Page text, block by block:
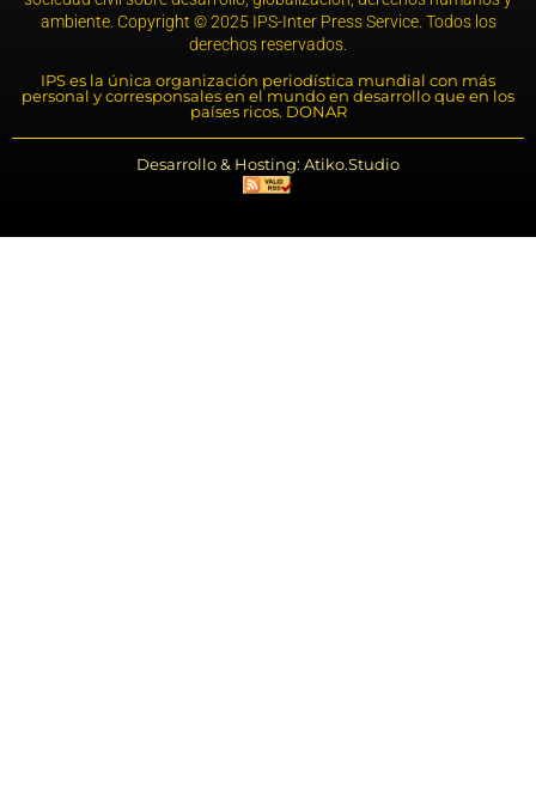
ambiente. Copyright © 2025 IPS-Inter Press Service. Todos los
derechos reservados.
IPS es la única organización periodística mundial con más
personal y corresponsales en el mundo en desarrollo que en los
países ricos. DONAR
Desarrollo & Hosting: Atiko.Studio